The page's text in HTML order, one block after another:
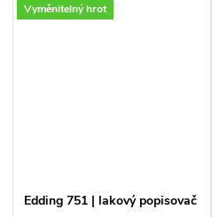
Vyměnitelný hrot
Edding 751 | lakový popisovač